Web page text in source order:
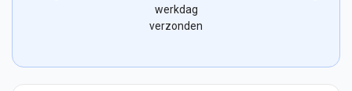
werkdag
verzonden